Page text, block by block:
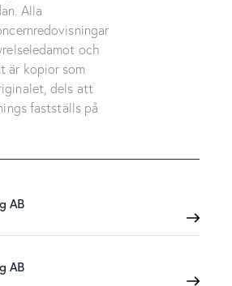
Alla
och
är kopior som
dels att
fastställs på
AB
AB